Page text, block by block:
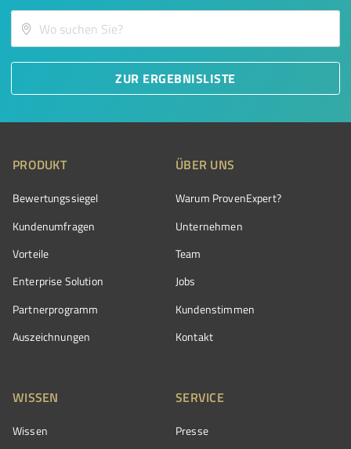
ZUR ERGEBNISLISTE
PRODUKT
Bewertungssiegel
Kundenumfragen
Vorteile
Enterprise Solution
Partnerprogramm
Auszeichnungen
ÜBER UNS
Warum ProvenExpert?
Unternehmen
Team
Jobs
Kundenstimmen
Kontakt
WISSEN
Wissen
SERVICE
Presse